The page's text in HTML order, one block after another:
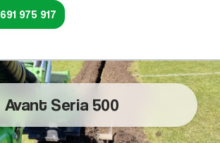
691 975 917
Avant Seria 500